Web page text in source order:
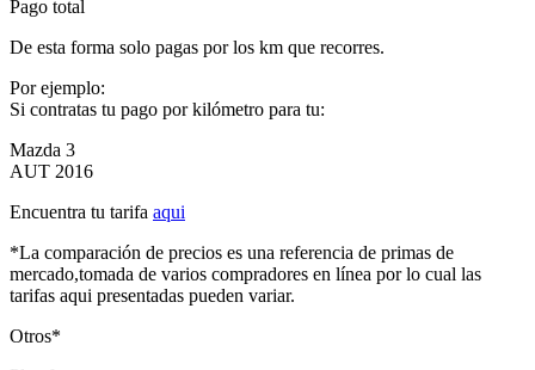
Pago total
De esta forma solo pagas por los km que recorres.
Por ejemplo:
Si contratas tu pago por kilómetro para tu:
Mazda 3
AUT 2016
Encuentra tu tarifa aqui
*La comparación de precios es una referencia de primas de
mercado,tomada de varios compradores en línea por lo cual las
tarifas aqui presentadas pueden variar.
Otros*